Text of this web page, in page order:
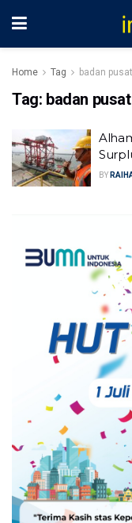
Home Tag badan
Tag: badan
BY